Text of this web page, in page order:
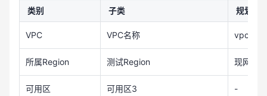
类别 子类 规划
VPC VPC名称 vpc-
所属Region 测试Region 现网实
可用区 可用区3 -